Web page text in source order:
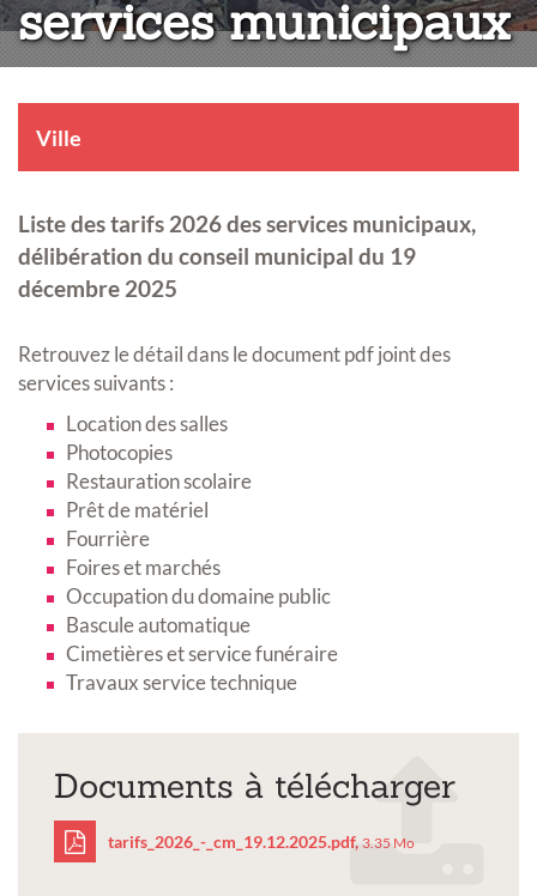
services municipaux
Ville
Liste des tarifs 2026 des services municipaux,
délibération du conseil municipal du 19
décembre 2025
Retrouvez le détail dans le document pdf joint des
services suivants :
Location des salles
Photocopies
Restauration scolaire
Prêt de matériel
Fourrière
Foires et marchés
Occupation du domaine public
Bascule automatique
Cimetières et service funéraire
Travaux service technique
Documents à télécharger
tarifs_2026_-_cm_19.12.2025.pdf, 3.35 Mo